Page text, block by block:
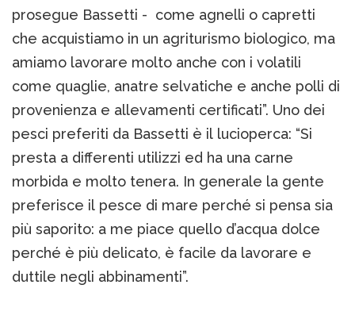
prosegue Bassetti - come agnelli o capretti
che acquistiamo in un agriturismo biologico, ma
amiamo lavorare molto anche con i volatili
come quaglie, anatre selvatiche e anche polli di
provenienza e allevamenti certificati”. Uno dei
pesci preferiti da Bassetti è il lucioperca: “Si
presta a differenti utilizzi ed ha una carne
morbida e molto tenera. In generale la gente
preferisce il pesce di mare perché si pensa sia
più saporito: a me piace quello d’acqua dolce
perché è più delicato, è facile da lavorare e
duttile negli abbinamenti”.